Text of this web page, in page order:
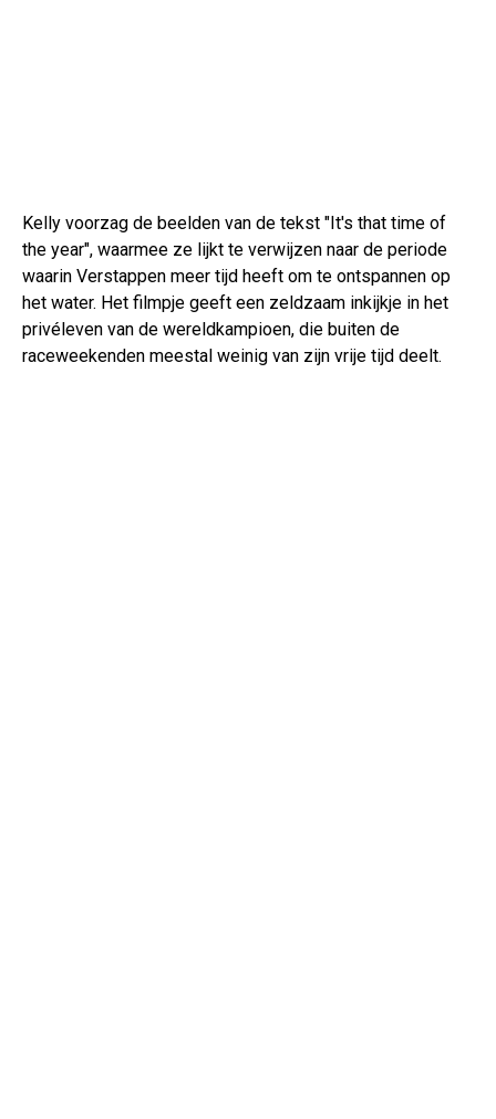
Kelly voorzag de beelden van de tekst "It's that time of
the year", waarmee ze lijkt te verwijzen naar de periode
waarin Verstappen meer tijd heeft om te ontspannen op
het water. Het filmpje geeft een zeldzaam inkijkje in het
privéleven van de wereldkampioen, die buiten de
raceweekenden meestal weinig van zijn vrije tijd deelt.